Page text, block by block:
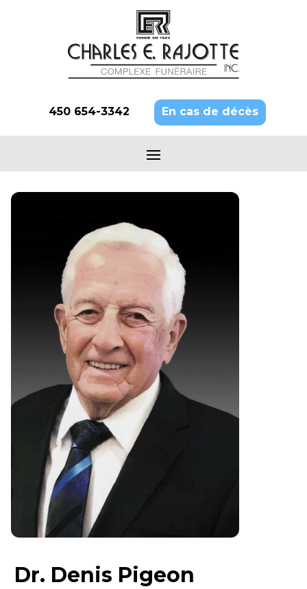
450 654-3342 En cas de décès
Dr. Denis Pigeon